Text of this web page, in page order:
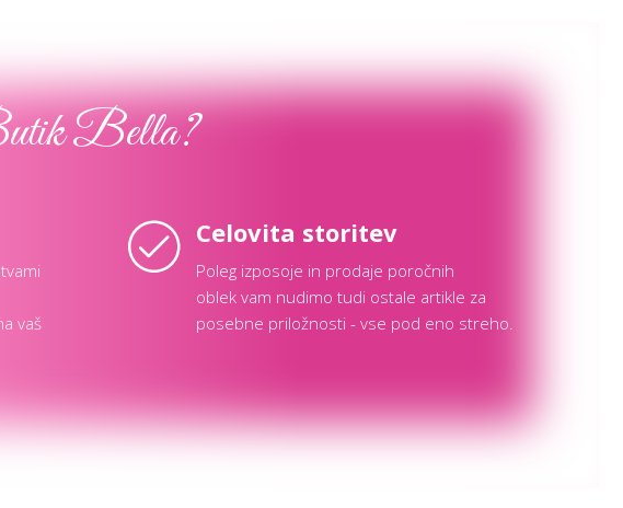
Bella?
vaš
Celovita storitev
Poleg izposoje in prodaje poročnih
oblek vam nudimo tudi ostale artikle za
posebne priložnosti - vse pod eno streho.